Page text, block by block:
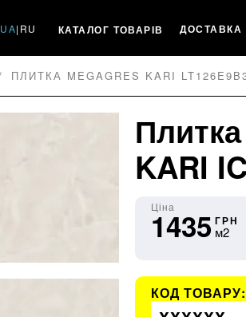
UA| RU КАТАЛОГ ТОВАРІВ ДОСТАВКА
ПЛИТКА MEGAGRES KARI
KARI
Ціна
1435 ГРН
м2
КОД ТОВАРУ: